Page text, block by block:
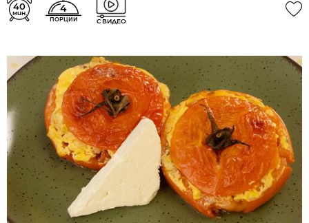
40
мин. 4
ПОРЦИИ С ВИДЕО